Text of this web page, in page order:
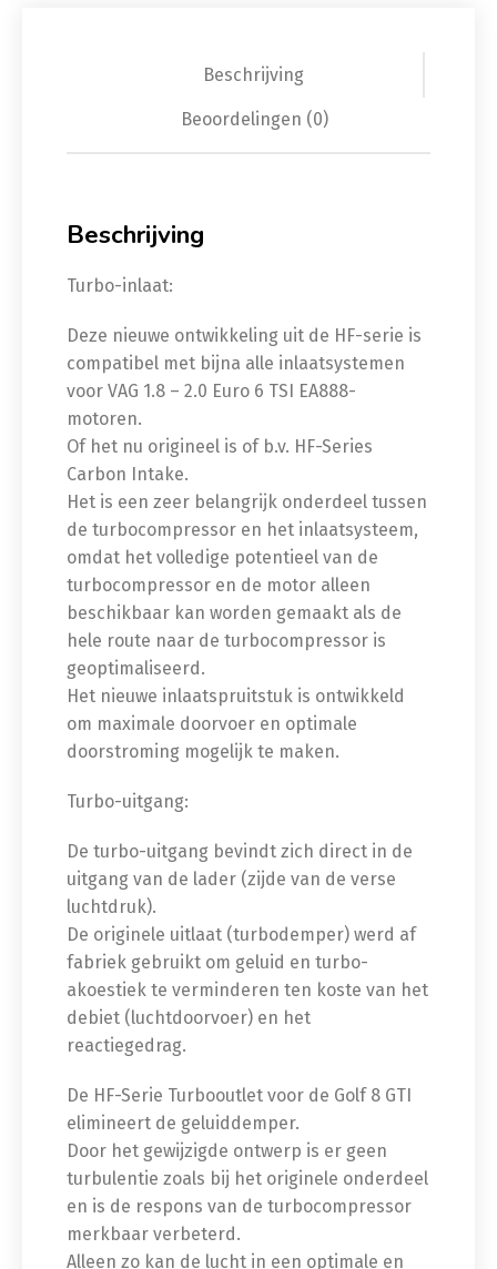
Beschrijving
Beoordelingen (0)
Beschrijving
Turbo-inlaat:
Deze nieuwe ontwikkeling uit de HF-serie is
compatibel met bijna alle inlaatsystemen
voor VAG 1.8 – 2.0 Euro 6 TSI EA888-
motoren.
Of het nu origineel is of b.v. HF-Series
Carbon Intake.
Het is een zeer belangrijk onderdeel tussen
de turbocompressor en het inlaatsysteem,
omdat het volledige potentieel van de
turbocompressor en de motor alleen
beschikbaar kan worden gemaakt als de
hele route naar de turbocompressor is
geoptimaliseerd.
Het nieuwe inlaatspruitstuk is ontwikkeld
om maximale doorvoer en optimale
doorstroming mogelijk te maken.
Turbo-uitgang:
De turbo-uitgang bevindt zich direct in de
uitgang van de lader (zijde van de verse
luchtdruk).
De originele uitlaat (turbodemper) werd af
fabriek gebruikt om geluid en turbo-
akoestiek te verminderen ten koste van het
debiet (luchtdoorvoer) en het
reactiegedrag.
De HF-Serie Turbooutlet voor de Golf 8 GTI
elimineert de geluiddemper.
Door het gewijzigde ontwerp is er geen
turbulentie zoals bij het originele onderdeel
en is de respons van de turbocompressor
merkbaar verbeterd.
Alleen zo kan de lucht in een optimale en